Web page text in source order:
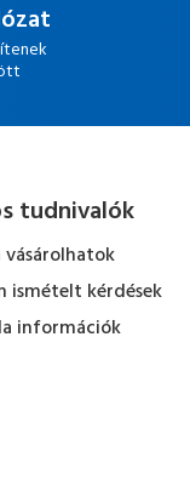
tudnivalók
vásárolhatok
ismételt kérdések
információk